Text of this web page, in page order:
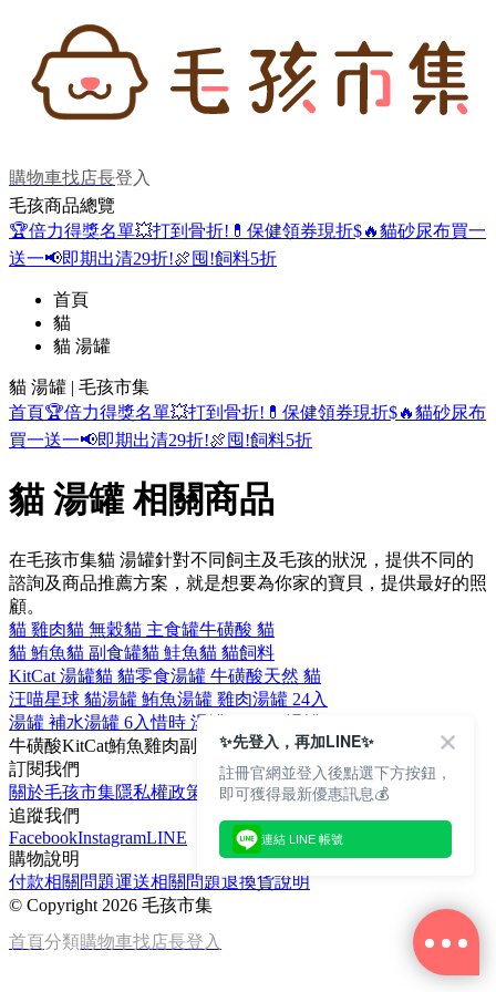
購物車找店長登入
毛孩商品總覽
🏆倍力得獎名單💥打到骨折! 💊保健領券現折$🔥貓砂尿布買一
送一📢即期出清29折!🍖囤!飼料5折
首頁
貓
貓 湯罐
貓 湯罐 | 毛孩市集
首頁🏆倍力得獎名單💥打到骨折! 💊保健領券現折$🔥貓砂尿布
買一送一📢即期出清29折!🍖囤!飼料5折
貓 湯罐 相關商品
在毛孩市集貓 湯罐針對不同飼主及毛孩的狀況，提供不同的
諮詢及商品推薦方案，就是想要為你家的寶貝，提供最好的照
顧。
貓 雞肉貓 無穀貓 主食罐牛磺酸 貓
貓 鮪魚貓 副食罐貓 鮭魚貓 貓飼料
KitCat 湯罐貓 貓零食湯罐 牛磺酸天然 貓
汪喵星球 貓湯罐 鮪魚湯罐 雞肉湯罐 24入
湯罐 補水湯罐 6入惜時 湯罐
牛磺酸KitCat鮪魚雞肉副食罐
訂閱我們
關於毛孩市集隱私權政策
文章
追蹤我們
FacebookInstagramLINE
購物說明
付款相關問題運送相關問題退換貨說明
© Copyright 2026 毛孩市集
首頁分類購物車找店長登入
✨先登入，再加LINE✨
註冊官網並登入後點選下方按鈕，
即可獲得最新優惠訊息💰
連結 LINE 帳號